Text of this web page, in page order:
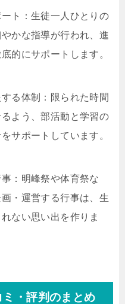
ト：生徒一人ひとりの
かな指導が行われ、進
的にサポートします。
る体制：限られた時間
よう、部活動と学習の
サポートしています。
：明峰祭や体育祭な
・運営する行事は、生
ない思い出を作りま
・評判のまとめ